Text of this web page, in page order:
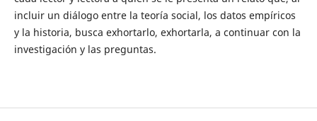
incluir un diálogo entre la teoría social, los datos empíricos
y la historia, busca exhortarlo, exhortarla, a continuar con la
investigación y las preguntas.